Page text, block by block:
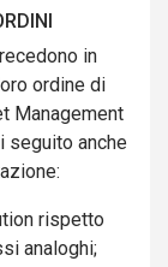
in
ordine di
Management
seguito anche
rispetto
analoghi;